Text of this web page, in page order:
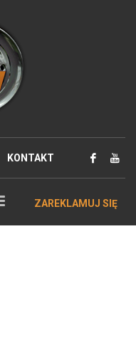
KONTAKT
ZAREKLAMUJ SIĘ